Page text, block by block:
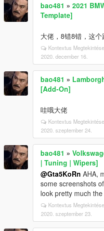
bao481 » 2021
Template]
大佬，8错8错，这
Kontextus Megtekintése
2020. december 16.
bao481 »
[Add-On]
哇哦大佬
Kontextus Megtekintése
2020. szeptember 24.
bao481 »
| Tuning | Wipers]
@Gta5KoRn AHA,
some screenshots
look pretty much
Kontextus Megtekintése
2020. szeptember 23.